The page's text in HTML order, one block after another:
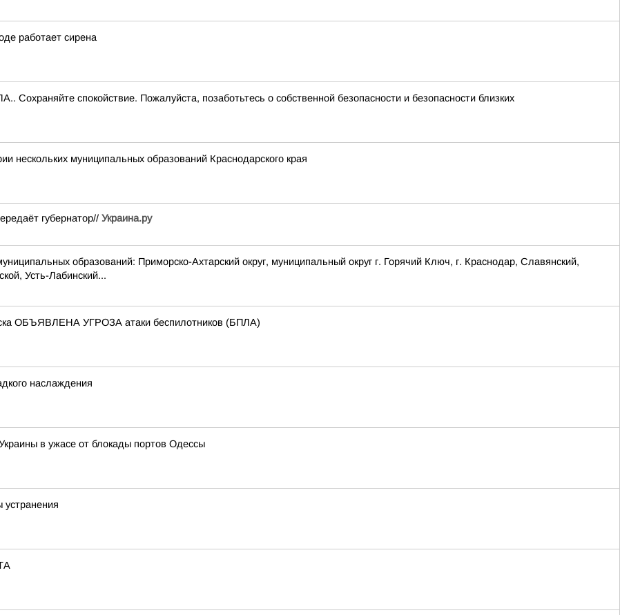
работает сирена
Сохраняйте спокойствие. Пожалуйста, позаботьтесь о собственной безопасности и безопасности близких
нескольких муниципальных образований Краснодарского края
губернатор// Украина.ру
образований: Приморско-Ахтарский округ, муниципальный округ г. Горячий Ключ, г. Краснодар, Славянский,
Усть-Лабинский...
ОБЪЯВЛЕНА УГРОЗА атаки беспилотников (БПЛА)
наслаждения
в ужасе от блокады портов Одессы
устранения